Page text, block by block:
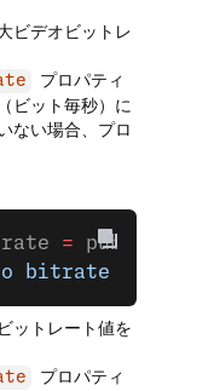
ビデオビットレ
プロパティ
ビット毎秒）に
ない場合、プロ
=
bitrate is:
ットレート値を
プロパティ